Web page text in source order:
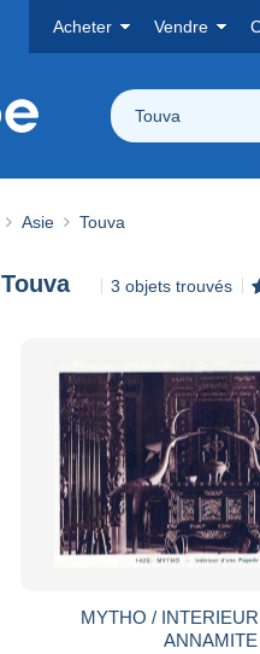
Acheter Vendre
Touva
Asie Touva
Touva 3 objets trouvés
MYTHO /
ANNAMITE